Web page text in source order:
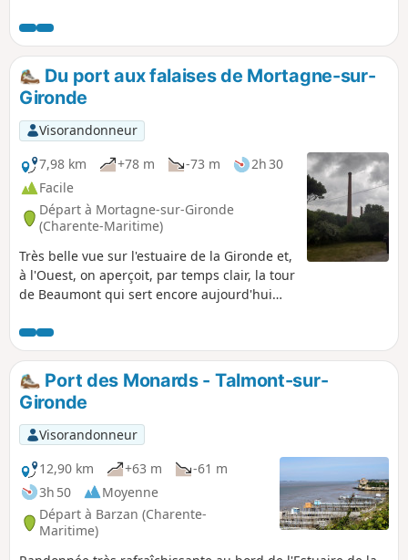
Du port aux falaises de Mortagne-sur-
Gironde
Visorandonneur
7,98 km
+78 m -73 m
2h 30
Facile
Départ à Mortagne-sur-Gironde
(Charente-Maritime)
Très belle vue sur l'estuaire de la Gironde et,
à l'Ouest, on aperçoit, par temps clair, la tour
de Beaumont qui sert encore aujourd'hui
Port des Monards - Talmont-sur-
Gironde
Visorandonneur
12,90 km
+63 m
-61 m
3h 50
Moyenne
Départ à Barzan (Charente-
Maritime)